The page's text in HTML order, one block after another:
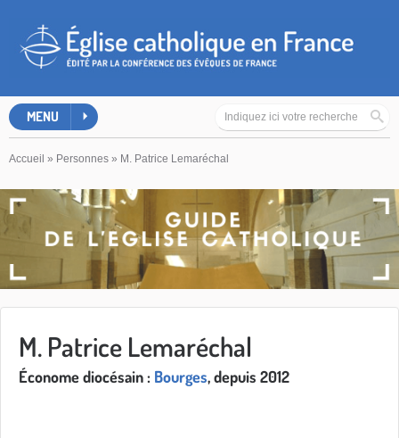
MENU
Accueil » Personnes » M. Patrice Lemaréchal
M. Patrice Lemaréchal
Économe diocésain : Bourges, depuis 2012